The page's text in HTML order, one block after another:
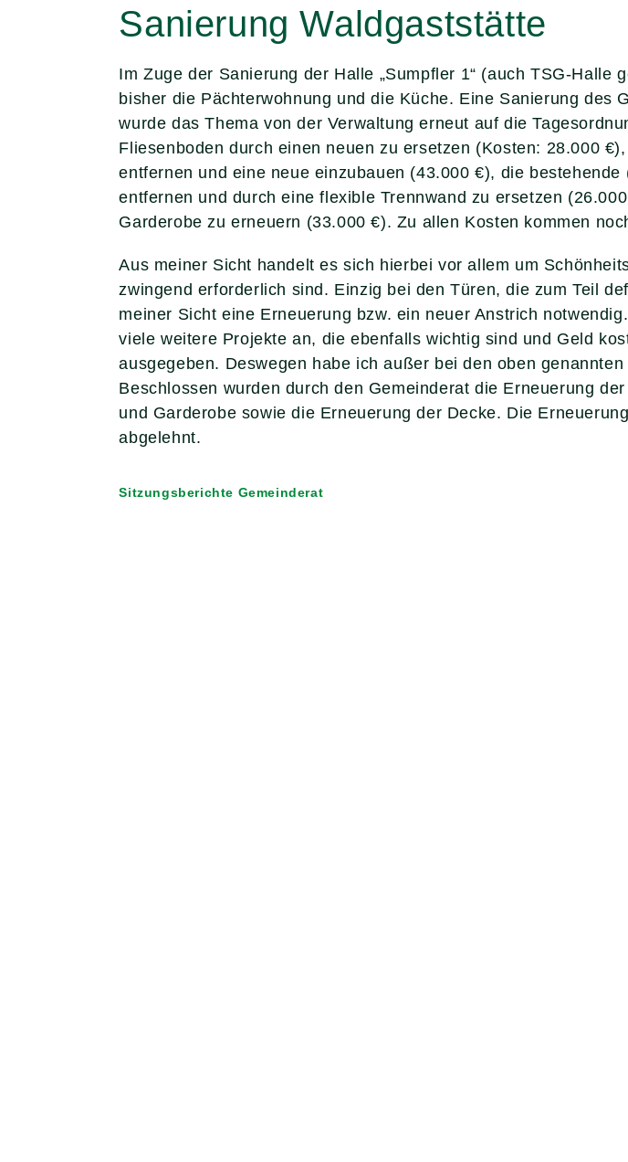
Sanierung Waldgaststätte
Im Zuge der Sanierung der Halle „Sumpfler 1“ (auch TSG-
bisher die Pächterwohnung und die Küche. Eine Sanierung des
wurde das Thema von der Verwaltung erneut auf die
Fliesenboden durch einen neuen zu ersetzen (Kosten: 28.000
entfernen und eine neue einzubauen (43.000 €), die
entfernen und durch eine flexible Trennwand zu ersetzen
Garderobe zu erneuern (33.000 €). Zu allen Kosten kommen
Aus meiner Sicht handelt es sich hierbei vor allem um
zwingend erforderlich sind. Einzig bei den Türen, die zum Teil
meiner Sicht eine Erneuerung bzw. ein neuer Anstrich
viele weitere Projekte an, die ebenfalls wichtig sind und Geld
ausgegeben. Deswegen habe ich außer bei den oben
Beschlossen wurden durch den Gemeinderat die Erneuerung
und Garderobe sowie die Erneuerung der Decke. Die
abgelehnt.
Sitzungsberichte Gemeinderat